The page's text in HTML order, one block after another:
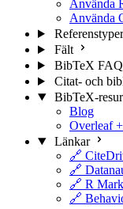
Använda
Använda
Referenstyper
Fält
BibTeX FAQ
Citat- och
BibTeX-
Blog
Overleaf
Länkar
🔗
🔗
🔗 R
🔗